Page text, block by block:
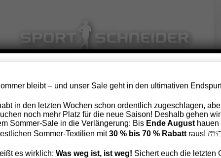
springen
Carmen testet ICEBUG DTS 2 GTX
Zurück Vor
bleibt – und unser Sale geht in den ultimativen
in den letzten Wochen schon ordentlich zugeschlagen,
noch mehr Platz für die neue Saison! Deshalb gehen
Sommer-Sale in die Verlängerung: Bis Ende Augusthauen
Sommer-Textilien mit30 % bis 70 % Rabatt raus!
es wirklich: Was weg ist, ist weg! Sichert euch die letzten